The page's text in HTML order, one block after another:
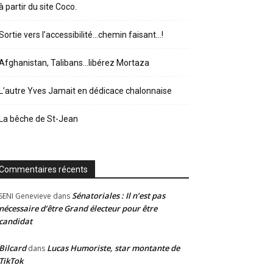
partir du site Coco.
vers l’accessibilité…chemin faisant…!
Talibans…libérez Mortaza
Yves Jamait en dédicace chalonnaise
bêche de St-Jean
récents
Genevieve dansSénatoriales : Il n’est pas
d’être Grand électeur pour être
dans Lucas Humoriste, star montante de